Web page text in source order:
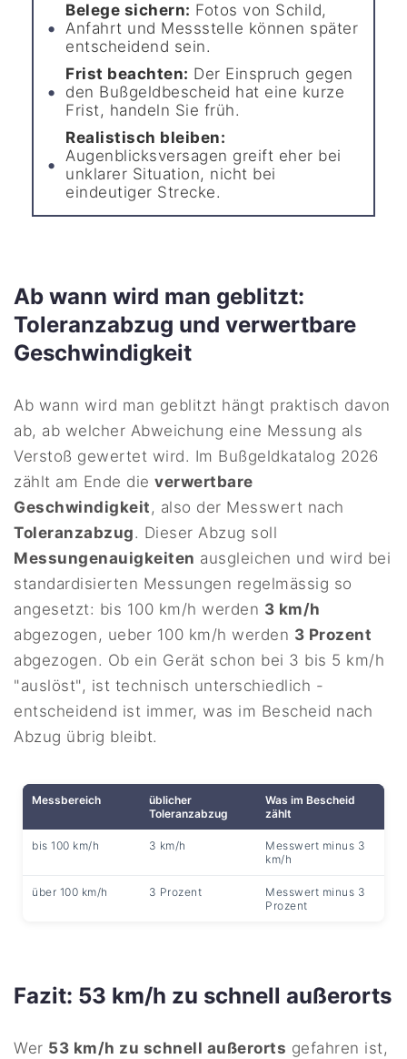
Belege sichern: Fotos von Schild,
Anfahrt und Messstelle können später
entscheidend sein.
Frist beachten: Der Einspruch gegen
den Bußgeldbescheid hat eine kurze
Frist, handeln Sie früh.
Realistisch bleiben:
Augenblicksversagen greift eher bei
unklarer Situation, nicht bei
eindeutiger Strecke.
Ab wann wird man geblitzt:
Toleranzabzug und verwertbare
Geschwindigkeit
Ab wann wird man geblitzt hängt praktisch davon
ab, ab welcher Abweichung eine Messung als
Verstoß gewertet wird. Im Bußgeldkatalog 2026
zählt am Ende dieverwertbare
Geschwindigkeit, also der Messwert nach
Toleranzabzug. Dieser Abzug soll
Messungenauigkeiten ausgleichen und wird bei
standardisierten Messungen regelmässig so
angesetzt: bis 100 km/h werden 3 km/h
abgezogen, ueber 100 km/h werden 3 Prozent
abgezogen. Ob ein Gerät schon bei 3 bis 5 km/h
"auslöst", ist technisch unterschiedlich -
entscheidend ist immer, was im Bescheid nach
Abzug übrig bleibt.
Messbereich
üblicher
Toleranzabzug
Was im Bescheid
zählt
bis 100 km/h 3 km/h
Messwert minus 3
km/h
über 100 km/h 3 Prozent
Messwert minus 3
Prozent
Fazit: 53 km/h zu schnell außerorts
Wer 53 km/h zu schnell außerorts gefahren ist,